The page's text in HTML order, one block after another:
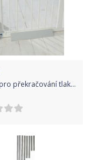
Rampa pro překračování tlakovým zábranám Baby Dan